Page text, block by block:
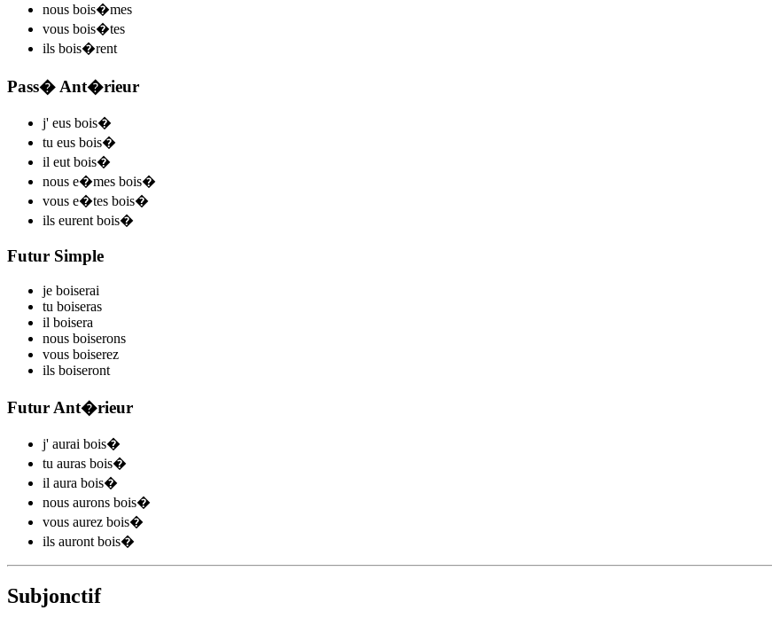
nous bois�mes
vous bois�tes
ils bois�rent
Pass� Ant�rieur
j' eus bois�
tu eus bois�
il eut bois�
nous e�mes bois�
vous e�tes bois�
ils eurent bois�
Futur Simple
je boiserai
tu boiseras
il boisera
nous boiserons
vous boiserez
ils boiseront
Futur Ant�rieur
j' aurai bois�
tu auras bois�
il aura bois�
nous aurons bois�
vous aurez bois�
ils auront bois�
Subjonctif